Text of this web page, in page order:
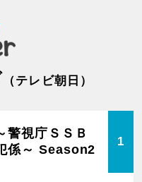
（テレビ朝日）
警視庁ＳＳＢ
係～ Season2
1